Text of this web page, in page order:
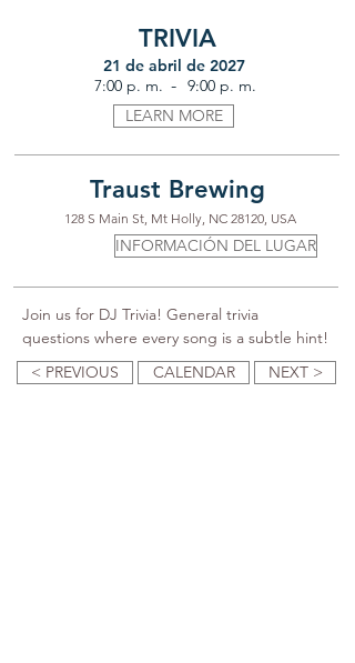
TRIVIA
21 de abril de 2027
7:00 p. m. - 9:00 p. m.
LEARN MORE
Traust Brewing
128 S Main St, Mt Holly, NC 28120, USA
INFORMACIÓN DEL LUGAR
Join us for DJ Trivia! General trivia
questions where every song is a subtle hint!
< PREVIOUS
CALENDAR NEXT >